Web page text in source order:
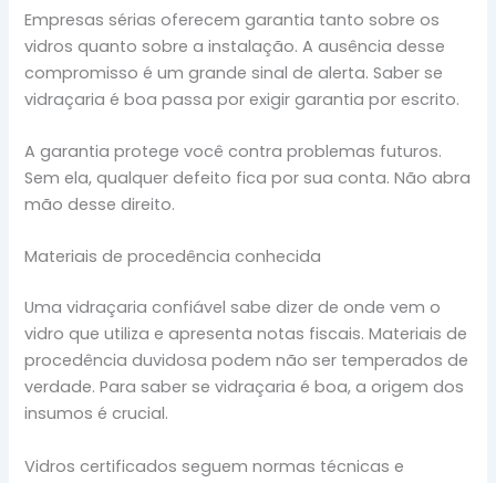
Empresas sérias oferecem garantia tanto sobre os
vidros quanto sobre a instalação. A ausência desse
compromisso é um grande sinal de alerta. Saber se
vidraçaria é boa passa por exigir garantia por escrito.
A garantia protege você contra problemas futuros.
Sem ela, qualquer defeito fica por sua conta. Não abra
mão desse direito.
Materiais de procedência conhecida
Uma vidraçaria confiável sabe dizer de onde vem o
vidro que utiliza e apresenta notas fiscais. Materiais de
procedência duvidosa podem não ser temperados de
verdade. Para saber se vidraçaria é boa, a origem dos
insumos é crucial.
Vidros certificados seguem normas técnicas e